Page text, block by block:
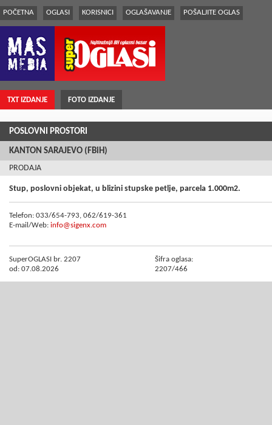
POČETNA OGLASI KORISNICI OGLAŠAVANJE POŠALJITE OGLAS
TXT IZDANJE FOTO IZDANJE
POSLOVNI PROSTORI
KANTON SARAJEVO (FBiH)
PRODAJA
Stup, poslovni objekat, u blizini stupske petlje, parcela 1.000m2.
Telefon: 033/654-793, 062/619-361
E-mail/Web: info@sigenx.com
SuperOGLASI br. 2207
od: 07.08.2026
Šifra oglasa:
2207/466